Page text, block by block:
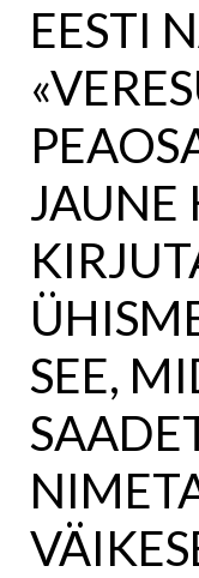
EESTI
JAUNE
SEE,